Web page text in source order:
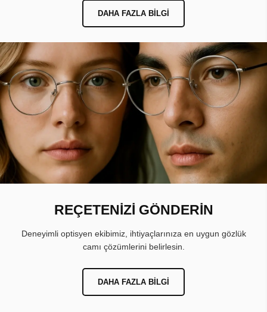
DAHA FAZLA BILGI
REÇETENİZİ GÖNDERİN
Deneyimli optisyen ekibimiz, ihtiyaçlarınıza en uygun gözlük
camı çözümlerini belirlesin.
DAHA FAZLA BILGI